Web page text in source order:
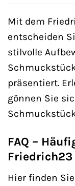
Mit dem
entscheiden
stilvolle
präsentiert.
gönnen Sie
FAQ –
Hier finden